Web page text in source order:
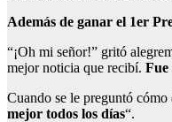
Además de ganar el 1er
“¡Oh mi señor!” gritó
mejor noticia que recibí. Fue
Cuando se le preguntó
mejor todos los días“.